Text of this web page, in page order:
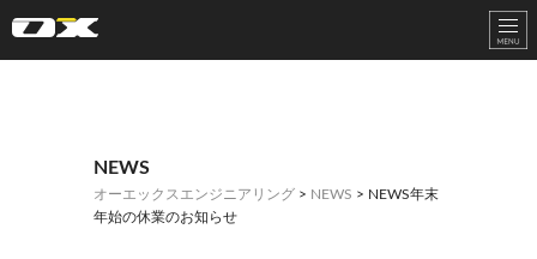
NEWS
オーエックスエンジニアリング> NEWS > NEWS年末
年始の休業のお知らせ